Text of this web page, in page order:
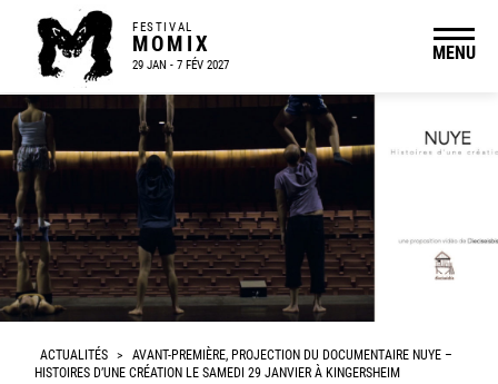
FESTIVAL
MOMIX
29 JAN - 7 FÉV 2027
MENU
ACTUALITÉS >
AVANT-PREMIÈRE, PROJECTION DU DOCUMENTAIRE NUYE –
HISTOIRES D’UNE CRÉATION LE SAMEDI 29 JANVIER À KINGERSHEIM